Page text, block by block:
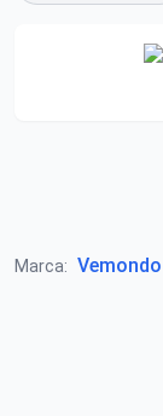
Marca: Vemondo